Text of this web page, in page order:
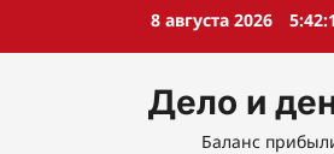
8 августа 2026
Дело и
Баланс